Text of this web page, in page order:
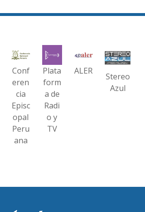
Conf
eren
cia
Episc
opal
Peru
ana
Plata
form
a de
Radi
o y
TV
ALER
Stereo
Azul